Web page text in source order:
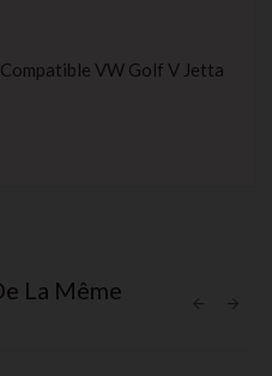
VW Golf V Jetta
La Même